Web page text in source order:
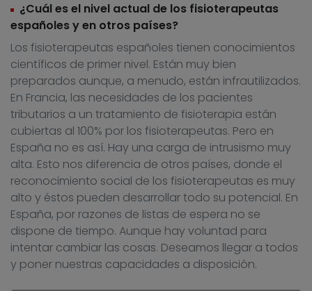
¿Cuál es el nivel actual de los fisioterapeutas
españoles y en otros países?
Los fisioterapeutas españoles tienen conocimientos
científicos de primer nivel. Están muy bien
preparados aunque, a menudo, están infrautilizados.
En Francia, las necesidades de los pacientes
tributarios a un tratamiento de fisioterapia están
cubiertas al 100% por los fisioterapeutas. Pero en
España no es así. Hay una carga de intrusismo muy
alta. Esto nos diferencia de otros países, donde el
reconocimiento social de los fisioterapeutas es muy
alto y éstos pueden desarrollar todo su potencial. En
España, por razones de listas de espera no se
dispone de tiempo. Aunque hay voluntad para
intentar cambiar las cosas. Deseamos llegar a todos
y poner nuestras capacidades a disposición.